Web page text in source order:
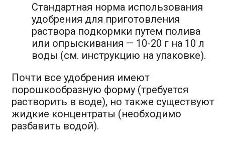
Стандартная норма использования
удобрения для приготовления
раствора подкормки путем полива
или опрыскивания — 10-20 г на 10 л
воды (см. инструкцию на упаковке).
Почти все удобрения имеют
порошкообразную форму (требуется
растворить в воде), но также существуют
жидкие концентраты (необходимо
разбавить водой).